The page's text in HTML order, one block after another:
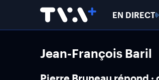
EN DIRECT
Jean-François Baril